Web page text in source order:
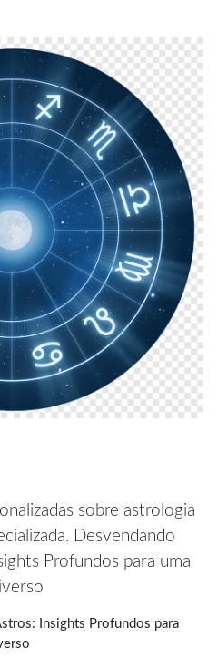
sobre astrologia
Desvendando
Profundos para uma
Insights Profundos para